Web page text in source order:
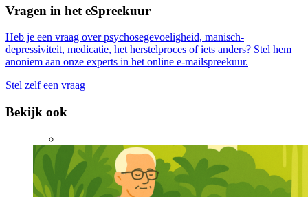
Vragen in het eSpreekuur
Heb je een vraag over psychosegevoeligheid, manisch-
depressiviteit, medicatie, het herstelproces of iets anders? Stel hem
anoniem aan onze experts in het online e-mailspreekuur.
Stel zelf een vraag
Bekijk ook